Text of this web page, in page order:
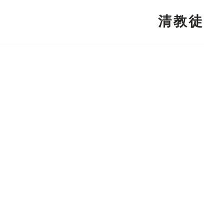
清教